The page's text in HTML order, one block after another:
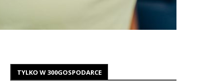
TYLKO W 300GOSPODARCE